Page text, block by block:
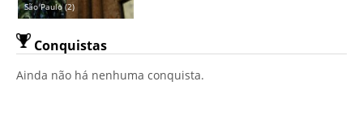
São Paulo (2)
Conquistas
Ainda não há nenhuma conquista.